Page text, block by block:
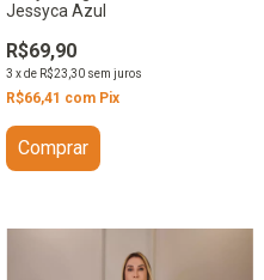
Jessyca Azul
R$69,90
3 xde R$23,30 sem juros
R$66,41 com Pix
Comprar